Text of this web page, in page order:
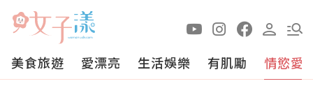
美食旅遊 愛漂亮 生活娛樂 有肌勵 情慾愛